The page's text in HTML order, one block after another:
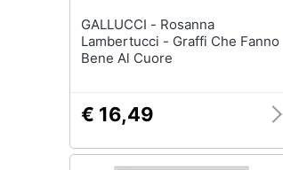
GALLUCCI - Rosanna
Lambertucci - Graffi Che Fanno
Bene Al Cuore
€ 16,49